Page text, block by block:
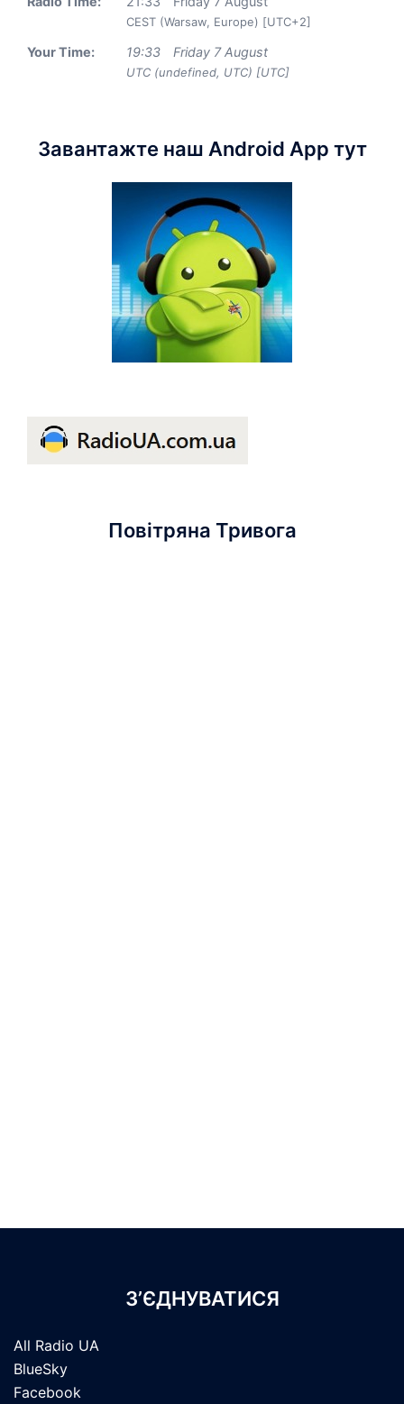
CEST (Warsaw, Europe) [UTC+2]
Your Time: 19:33 Friday 7 August
UTC (undefined, UTC) [UTC]
Завантажте наш Android App тут
Повітряна Тривога
З’ЄДНУВАТИСЯ
All Radio UA
BlueSky
Facebook